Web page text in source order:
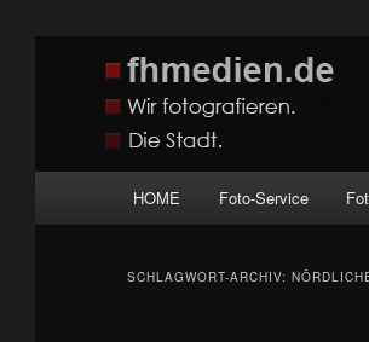
fhmedien.de
Wir fotografieren die Hauptstadt!
HOME Foto-Service
SCHLAGWORT-ARCHIV: